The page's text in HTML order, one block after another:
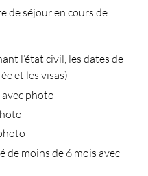
de séjour en cours de
l’état civil, les dates de
et les visas)
photo
moins de 6 mois avec